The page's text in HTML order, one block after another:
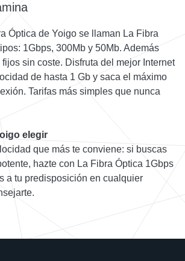
Óptica de Yoigo se llaman La Fibra
1Gbps, 300Mb y 50Mb. Además
sin coste. Disfruta del mejor Internet
de hasta 1 Gb y saca el máximo
Tarifas más simples que nunca
elegir
que más te conviene: si buscas
hazte con La Fibra Óptica 1Gbps
a tu predisposición en cualquier